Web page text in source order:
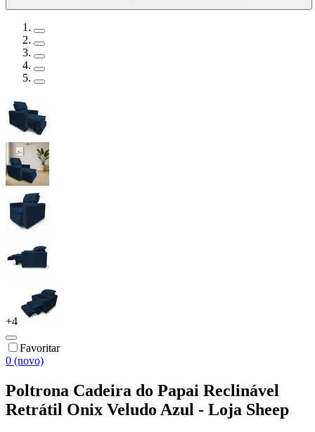
+4
Favoritar
0 (novo)
Poltrona Cadeira do Papai Reclinável
Retrátil Onix Veludo Azul - Loja Sheep